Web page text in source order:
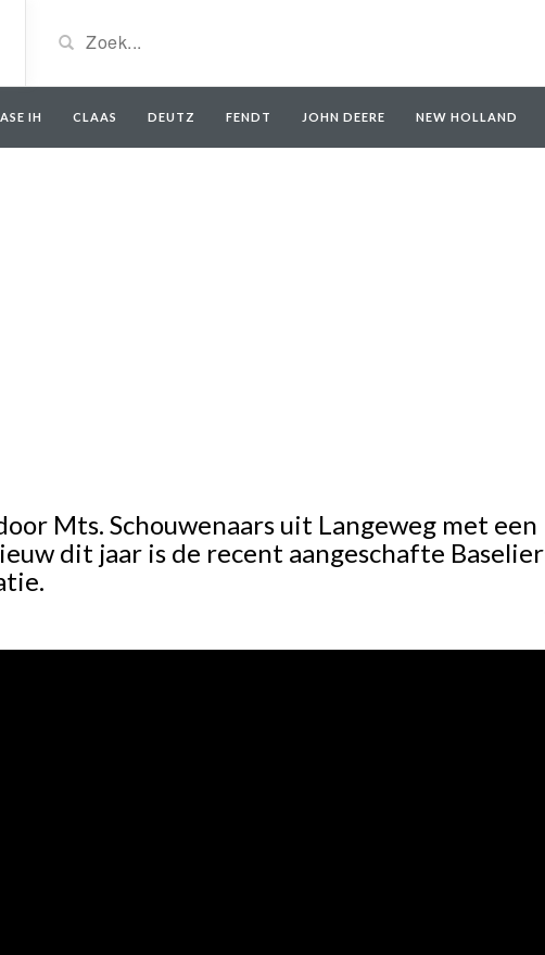
IH CLAAS DEUTZ FENDT JOHN DEERE NEW HOLLAND
Mts. Schouwenaars uit Langeweg met een
dit jaar is de recent aangeschafte Baselier